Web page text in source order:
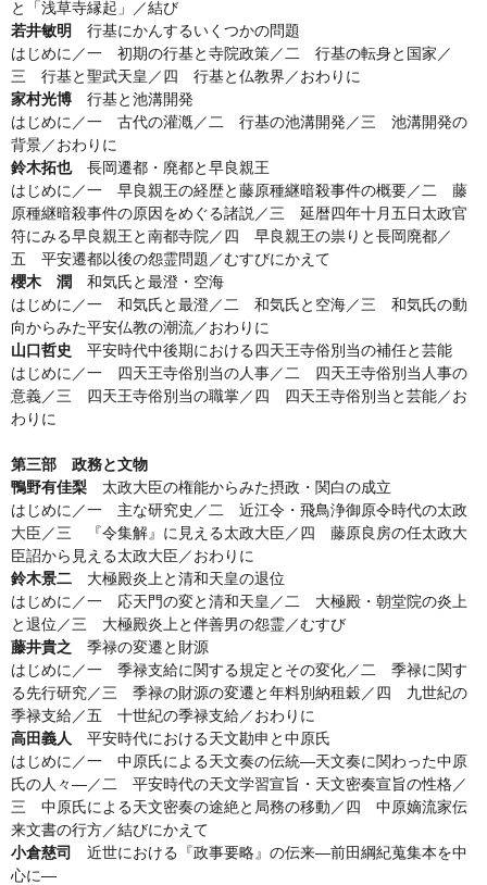
と「浅草寺縁起」／結び
若井敏明 行基にかんするいくつかの問題
はじめに／一 初期の行基と寺院政策／二 行基の転身と国家／
三 行基と聖武天皇／四 行基と仏教界／おわりに
家村光博 行基と池溝開発
はじめに／一 古代の灌漑／二 行基の池溝開発／三 池溝開発の
背景／おわりに
鈴木拓也長岡遷都・廃都と早良親王
はじめに／一 早良親王の経歴と藤原種継暗殺事件の概要／二 藤
原種継暗殺事件の原因をめぐる諸説／三 延暦四年十月五日太政官
符にみる早良親王と南都寺院／四 早良親王の祟りと長岡廃都／
五 平安遷都以後の怨霊問題／むすびにかえて
櫻木 潤 和気氏と最澄・空海
はじめに／一 和気氏と最澄／二 和気氏と空海／三 和気氏の動
向からみた平安仏教の潮流／おわりに
山口哲史 平安時代中後期における四天王寺俗別当の補任と芸能
はじめに／一 四天王寺俗別当の人事／二 四天王寺俗別当人事の
意義／三 四天王寺俗別当の職掌／四 四天王寺俗別当と芸能／お
わりに
第三部 政務と文物
鴨野有佳梨 太政大臣の権能からみた摂政・関白の成立
はじめに／一 主な研究史／二 近江令・飛鳥浄御原令時代の太政
大臣／三 『令集解』に見える太政大臣／四 藤原良房の任太政大
臣詔から見える太政大臣／おわりに
鈴木景二 大極殿炎上と清和天皇の退位
はじめに／一 応天門の変と清和天皇／二 大極殿・朝堂院の炎上
と退位／三 大極殿炎上と伴善男の怨霊／むすび
藤井貴之 季禄の変遷と財源
はじめに／一 季禄支給に関する規定とその変化／二 季禄に関す
る先行研究／三 季禄の財源の変遷と年料別納租穀／四 九世紀の
季禄支給／五 十世紀の季禄支給／おわりに
高田義人
平安時代における天文勘申と中原氏
はじめに／一 中原氏による天文奏の伝統—天文奏に関わった中原
氏の人々—／二 平安時代の天文学習宣旨・天文密奏宣旨の性格／
三 中原氏による天文密奏の途絶と局務の移動／四 中原嫡流家伝
来文書の行方／結びにかえて
小倉慈司
近世における『政事要略』の伝来—前田綱紀蒐集本を中
心に—